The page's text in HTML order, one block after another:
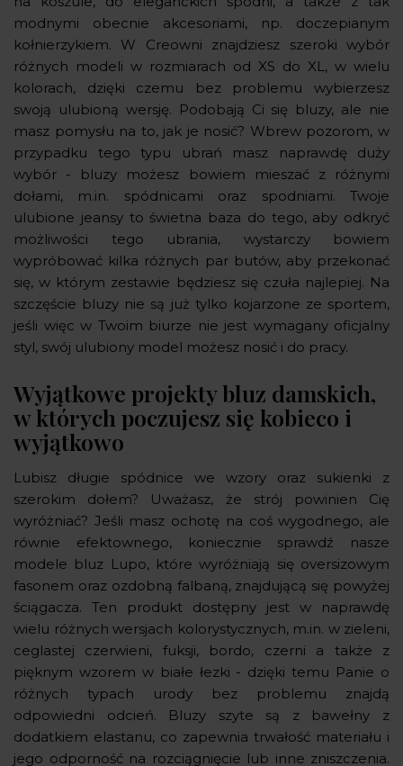
modnymi obecnie akcesoriami, np. doczepianym
kołnierzykiem. W Creowni znajdziesz szeroki wybór
różnych modeli w rozmiarach od XS do XL, w wielu
kolorach, dzięki czemu bez problemu wybierzesz
swoją ulubioną wersję. Podobają Ci się bluzy, ale nie
masz pomysłu na to, jak je nosić? Wbrew pozorom, w
przypadku tego typu ubrań masz naprawdę duży
wybór - bluzy możesz bowiem mieszać z różnymi
dołami, m.in. spódnicami oraz spodniami. Twoje
ulubione jeansy to świetna baza do tego, aby odkryć
możliwości tego ubrania, wystarczy bowiem
wypróbować kilka różnych par butów, aby przekonać
się, w którym zestawie będziesz się czuła najlepiej. Na
szczęście bluzy nie są już tylko kojarzone ze sportem,
jeśli więc w Twoim biurze nie jest wymagany oficjalny
styl, swój ulubiony model możesz nosić i do pracy.
Wyjątkowe projekty bluz damskich,
w których poczujesz się kobieco i
wyjątkowo
Lubisz długie spódnice we wzory oraz sukienki z
szerokim dołem? Uważasz, że strój powinien Cię
wyróżniać? Jeśli masz ochotę na coś wygodnego, ale
równie efektownego, koniecznie sprawdź nasze
modele bluz Lupo, które wyróżniają się oversizowym
fasonem oraz ozdobną falbaną, znajdującą się powyżej
ściągacza. Ten produkt dostępny jest w naprawdę
wielu różnych wersjach kolorystycznych, m.in. w zieleni,
ceglastej czerwieni, fuksji, bordo, czerni a także z
pięknym wzorem w białe łezki - dzięki temu Panie o
różnych typach urody bez problemu znajdą
odpowiedni odcień. Bluzy szyte są z bawełny z
dodatkiem elastanu, co zapewnia trwałość materiału i
jego odporność na rozciągnięcie lub inne zniszczenia.